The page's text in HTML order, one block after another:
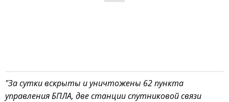
"За сутки вскрыты и уничтожены 62 пункта
управления БПЛА, две станции спутниковой связи